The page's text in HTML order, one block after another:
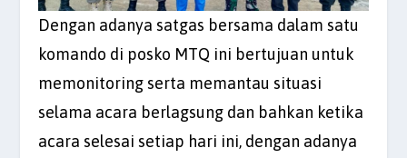
Dengan adanya satgas bersama dalam satu
komando di posko MTQ ini bertujuan untuk
memonitoring serta memantau situasi
selama acara berlagsung dan bahkan ketika
acara selesai setiap hari ini, dengan adanya